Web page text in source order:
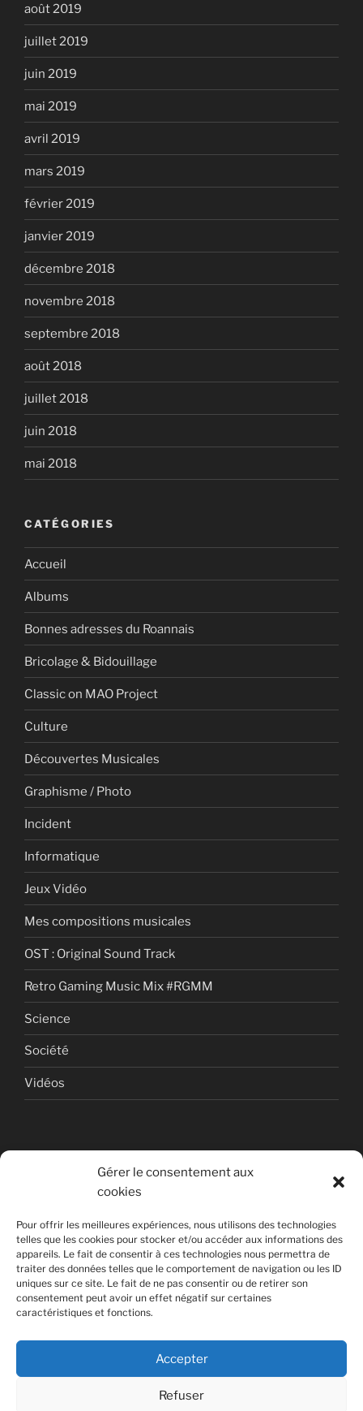
Gérer le consentement aux
cookies
Pour offrir les meilleures expériences, nous utilisons des technologies
telles que les cookies pour stocker et/ou accéder aux informations des
appareils. Le fait de consentir à ces technologies nous permettra de
traiter des données telles que le comportement de navigation ou les ID
uniques sur ce site. Le fait de ne pas consentir ou de retirer son
consentement peut avoir un effet négatif sur certaines
caractéristiques et fonctions.
Accepter
Refuser
août 2019
juillet 2019
juin 2019
mai 2019
avril 2019
mars 2019
février 2019
janvier 2019
décembre 2018
novembre 2018
septembre 2018
août 2018
juillet 2018
juin 2018
mai 2018
CATÉGORIES
Accueil
Albums
Bonnes adresses du Roannais
Bricolage & Bidouillage
Classic on MAO Project
Culture
Découvertes Musicales
Graphisme / Photo
Incident
Informatique
Jeux Vidéo
Mes compositions musicales
OST : Original Sound Track
Retro Gaming Music Mix #RGMM
Science
Société
Vidéos
© Copyright Quentin PETITEVILLE
France - 2008 - 2025
All Rights Reserved
Non affilié à la SACEM